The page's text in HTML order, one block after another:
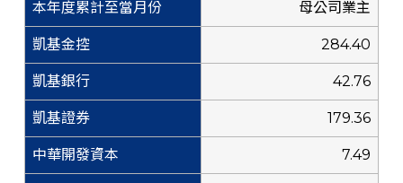
母公司業主
284.40
42.76
179.36
7.49